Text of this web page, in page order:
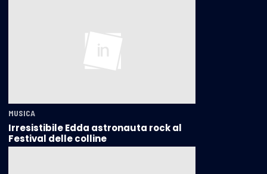
MUSICA
Irresistibile Edda astronauta rock al
Festival delle colline